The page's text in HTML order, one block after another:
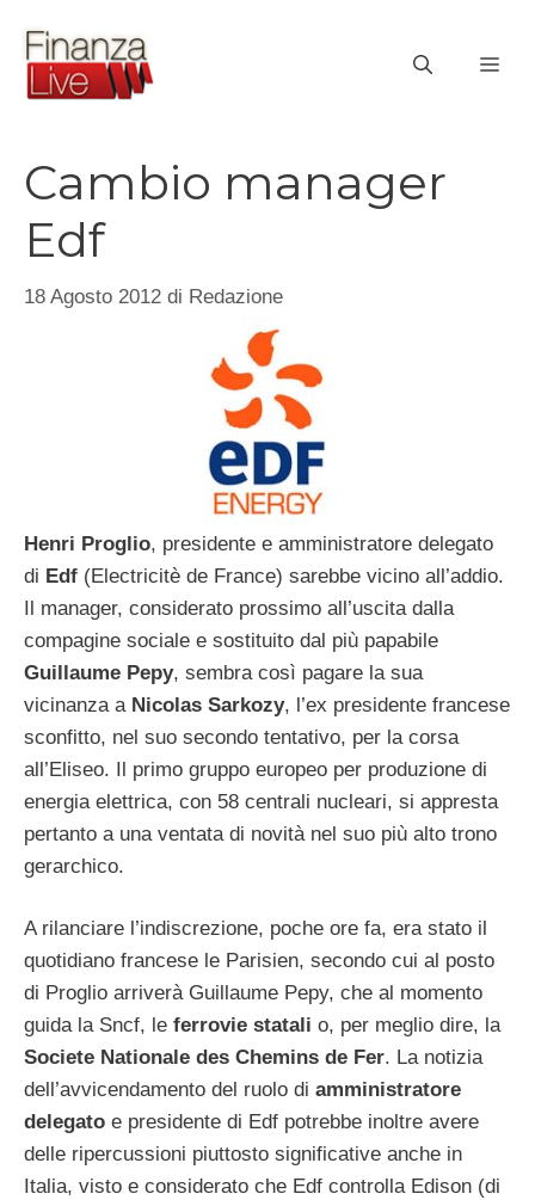
contenuto
Cambio manager
Edf
18 Agosto 2012 di Redazione
Henri Proglio, presidente e amministratore delegato
di Edf (Electricitè de France) sarebbe vicino all’addio.
Il manager, considerato prossimo all’uscita dalla
compagine sociale e sostituito dal più papabile
Guillaume Pepy, sembra così pagare la sua
vicinanza a Nicolas Sarkozy, l’ex presidente francese
sconfitto, nel suo secondo tentativo, per la corsa
all’Eliseo. Il primo gruppo europeo per produzione di
energia elettrica, con 58 centrali nucleari, si appresta
pertanto a una ventata di novità nel suo più alto trono
gerarchico.
A rilanciare l’indiscrezione, poche ore fa, era stato il
quotidiano francese le Parisien, secondo cui al posto
di Proglio arriverà Guillaume Pepy, che al momento
guida la Sncf, le ferrovie statali o, per meglio dire, la
Societe Nationale des Chemins de Fer. La notizia
dell’avvicendamento del ruolo di amministratore
delegato e presidente di Edf potrebbe inoltre avere
delle ripercussioni piuttosto significative anche in
Italia, visto e considerato che Edf controlla Edison (di